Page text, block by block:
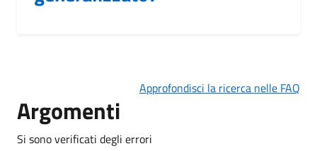
Approfondisci la ricerca nelle FAQ
Argomenti
Si sono verificati degli errori